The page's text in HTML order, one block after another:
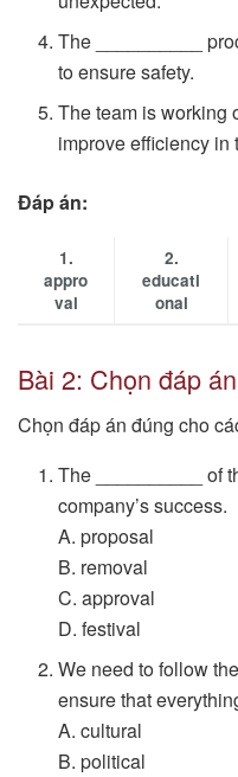
The __________
to ensure safety.
The team is working
improve efficiency in
Đáp án:
1.
appro
val
2.
educati
onal
Bài 2: Chọn đáp
Chọn đáp án đúng cho
The __________ of
company’s success.
A. proposal
B. removal
C. approval
D. festival
We need to follow
ensure that
A. cultural
B. political